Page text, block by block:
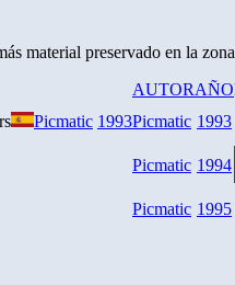
material preservado en la
AUTORAÑO
Picmatic 1993Picmatic 1993
Picmatic 1994
Picmatic 1995